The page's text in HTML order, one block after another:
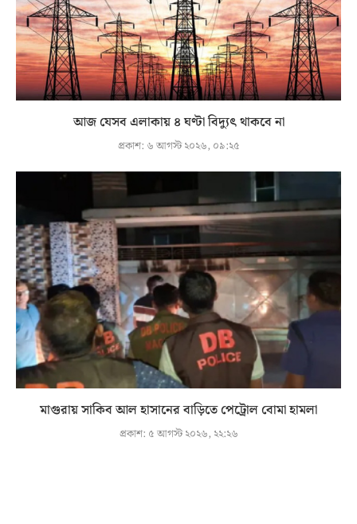
আজ যেসব এলাকায় ৪ ঘণ্টা বিদ্যুৎ থাকবে না
প্রকাশ: ৬ আগস্ট ২০২৬, ০৯:২৫
মাগুরায় সাকিব আল হাসানের বাড়িতে পেট্রোল বোমা হামলা
প্রকাশ: ৫ আগস্ট ২০২৬, ২২:২৬